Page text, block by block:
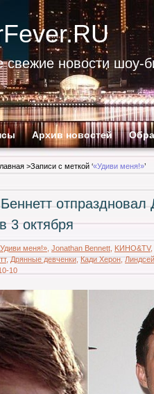
новости шоу-
Архив новостей
>Записи с меткой ‘«Удиви меня!»’
отпраздновал
3 октября
меня!» Jonathan Bennett KИНО&TV,
, Дрянные девченки Кади Херон
10